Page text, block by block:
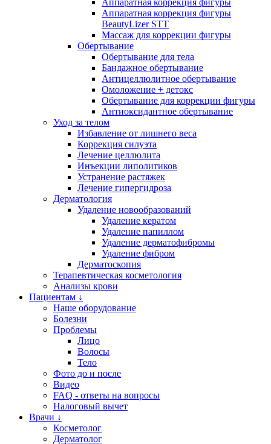
Аппаратная коррекция фигуры
Аппаратная коррекция фигуры
BeautyLizer STT
Массаж для коррекции фигуры
Обертывание
Обертывание для тела
Бандажное обертывание
Антицеллюлитное обертывание
Омоложение + детокс
Обертывание для коррекции фигуры
Антиоксидантное обертывание
Уход за телом
Избавление от лишнего веса
Коррекция силуэта
Лечение целлюлита
Инъекции липолитиков
Устранение растяжек
Лечение гипергидроза
Дерматология
Удаление новообразований
Удаление кератом
Удаление папиллом
Удаление дерматофибромы
Удаление фибром
Дерматоскопия
Терапевтическая косметология
Анализы крови
Пациентам ↓
Наше оборудование
Болезни
Проблемы
Лицо
Волосы
Тело
Фото до и после
Видео
FAQ - ответы на вопросы
Налоговый вычет
Врачи ↓
Косметолог
Дерматолог